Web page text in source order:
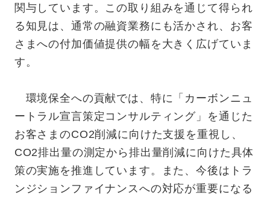
関与しています。この取り組みを通じて得られ
る知見は、通常の融資業務にも活かされ、お客
さまへの付加価値提供の幅を大きく広げていま
す。
環境保全への貢献では、特に「カーボンニュ
ートラル宣言策定コンサルティング」を通じた
お客さまのCO2削減に向けた支援を重視し、
CO2排出量の測定から排出量削減に向けた具体
策の実施を推進しています。また、今後はトラ
ンジションファイナンスへの対応が重要になる